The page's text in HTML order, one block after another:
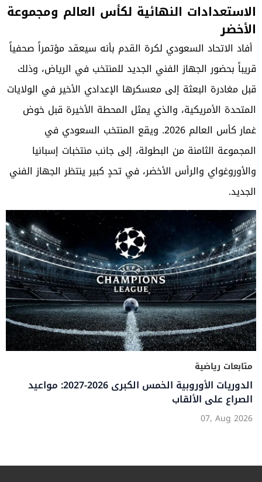
الاستعدادات النهائية لكأس العالم ومجموعة
الأخضر
أفاد الاتحاد السعودي لكرة القدم بأنه سيعقد مؤتمراً صحفياً
قريباً بحضور الجهاز الفني الجديد للمنتخب في الرياض، وذلك
قبل مغادرة البعثة إلى معسكرها الإعدادي الأخير في الولايات
المتحدة الأمريكية، والذي يمثل المحطة الأخيرة قبل خوض
غمار كأس العالم 2026. ويقع المنتخب السعودي في
المجموعة الثامنة من البطولة، إلى جانب منتخبات إسبانيا
والأوروغواي والرأس الأخضر، في تحدٍ كبير ينتظر الجهاز الفني
الجديد.
متابعات رياضية
الدوريات الأوروبية الخمس الكبرى 2026-2027: مواعيد
الصراع على الألقاب
07, Aug 2026